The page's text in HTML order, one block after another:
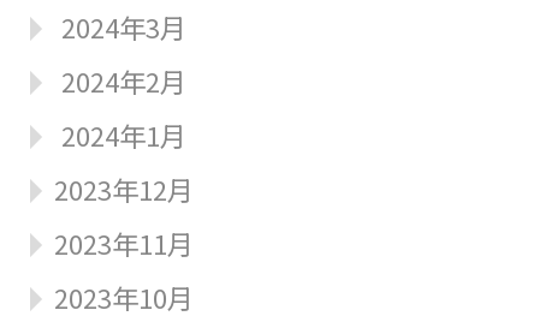
2024年3月
2024年2月
2024年1月
2023年12月
2023年11月
2023年10月